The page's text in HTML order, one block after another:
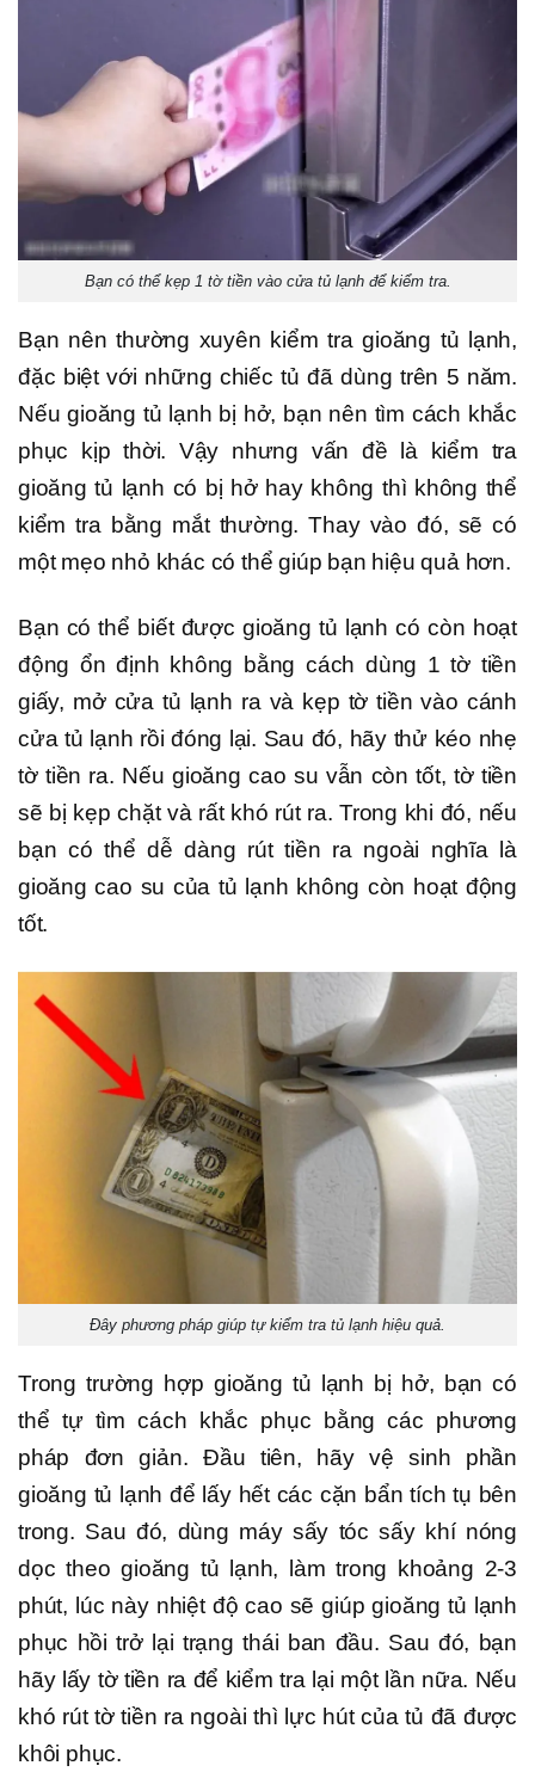
Bạn có thể kẹp 1 tờ tiền vào cửa tủ lạnh để kiểm tra.
Bạn nên thường xuyên kiểm tra gioăng tủ lạnh,
đặc biệt với những chiếc tủ đã dùng trên 5 năm.
Nếu gioăng tủ lạnh bị hở, bạn nên tìm cách khắc
phục kịp thời. Vậy nhưng vấn đề là kiểm tra
gioăng tủ lạnh có bị hở hay không thì không thể
kiểm tra bằng mắt thường. Thay vào đó, sẽ có
một mẹo nhỏ khác có thể giúp bạn hiệu quả hơn.
Bạn có thể biết được gioăng tủ lạnh có còn hoạt
động ổn định không bằng cách dùng 1 tờ tiền
giấy, mở cửa tủ lạnh ra và kẹp tờ tiền vào cánh
cửa tủ lạnh rồi đóng lại. Sau đó, hãy thử kéo nhẹ
tờ tiền ra. Nếu gioăng cao su vẫn còn tốt, tờ tiền
sẽ bị kẹp chặt và rất khó rút ra. Trong khi đó, nếu
bạn có thể dễ dàng rút tiền ra ngoài nghĩa là
gioăng cao su của tủ lạnh không còn hoạt động
tốt.
Đây phương pháp giúp tự kiểm tra tủ lạnh hiệu quả.
Trong trường hợp gioăng tủ lạnh bị hở, bạn có
thể tự tìm cách khắc phục bằng các phương
pháp đơn giản. Đầu tiên, hãy vệ sinh phần
gioăng tủ lạnh để lấy hết các cặn bẩn tích tụ bên
trong. Sau đó, dùng máy sấy tóc sấy khí nóng
dọc theo gioăng tủ lạnh, làm trong khoảng 2-3
phút, lúc này nhiệt độ cao sẽ giúp gioăng tủ lạnh
phục hồi trở lại trạng thái ban đầu. Sau đó, bạn
hãy lấy tờ tiền ra để kiểm tra lại một lần nữa. Nếu
khó rút tờ tiền ra ngoài thì lực hút của tủ đã được
khôi phục.